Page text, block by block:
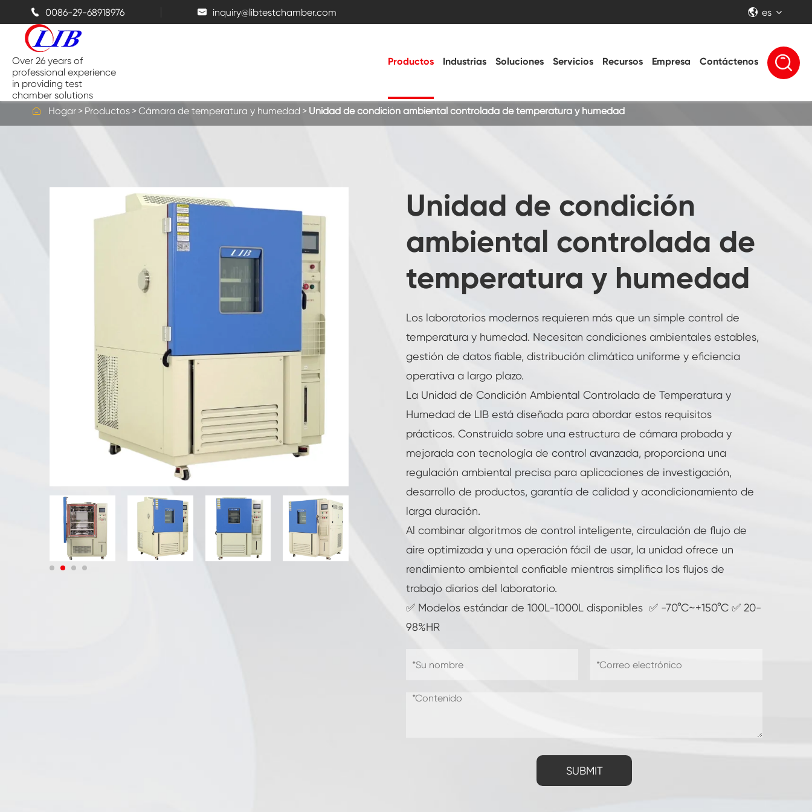
 0086-29-68918976  inquiry@libtestchamber.com  es
Over 26 years of
professional experience
in providing test
chamber solutions
Productos
Cámara de prueba de Benchtop
Cámaras térmicas
Probador de intemperie UV
Cámara de prueba de lluvia
Cámara de paseo
Cámara de prueba especial
Equipo de prueba IP
Cámara fría caliente
Cámara de vibración
Cámara de prueba de alta temperatura
baja
Cámara de humedad de temperatura
constante
Cámara de prueba de baterías
Cámara controlada por el medio ambiente
Cámara de humedad térmica
Cámara criogénica
Máquina de prueba de estabilidad térmica
Cámara de calefacción húmeda para
módulos PV
Cámara de prueba de temperatura y clima
Cámara de prueba de resistencia congelada
Cámara de prueba de temperatura fría
Cámara de ambiente frío
Equipo de prueba de agua de choque y
Cámara térmica de la batería a prueba de
Industrias Soluciones Servicios Recursos Empresa Contáctenos 
 Hogar Productos Cámara de temperatura y humedad Unidad de condición ambiental controlada de temperatura y humedad
Unidad de condición
ambiental controlada de
temperatura y humedad
Los laboratorios modernos requieren más que un simple control de
temperatura y humedad. Necesitan condiciones ambientales estables,
gestión de datos fiable, distribución climática uniforme y eficiencia
operativa a largo plazo.
La Unidad de Condición Ambiental Controlada de Temperatura y
Humedad de LIB está diseñada para abordar estos requisitos
prácticos. Construida sobre una estructura de cámara probada y
mejorada con tecnología de control avanzada, proporciona una
regulación ambiental precisa para aplicaciones de investigación,
desarrollo de productos, garantía de calidad y acondicionamiento de
larga duración.
Al combinar algoritmos de control inteligente, circulación de flujo de
aire optimizada y una operación fácil de usar, la unidad ofrece un
rendimiento ambiental confiable mientras simplifica los flujos de
trabajo diarios del laboratorio.
✅ Modelos estándar de 100L-1000L disponibles ✅ -70°C~+150°C ✅ 20-
98%HR
SUBMIT